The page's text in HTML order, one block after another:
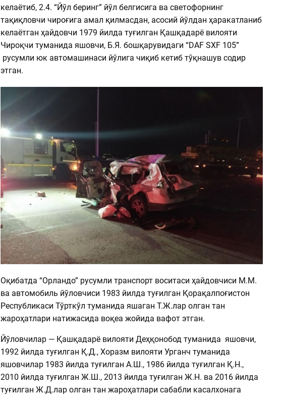
келаётиб, 2.4. “Йўл беринг” йўл белгисига ва светофорнинг
тақиқловчи чироғига амал қилмасдан, асосий йўлдан ҳаракатланиб
келаётган ҳайдовчи 1979 йилда туғилган Қашқадарё вилояти
Чироқчи туманида яшовчи, Б.Я. бошқарувидаги “DAF SXF 105”
русумли юк автомашинаси йўлига чиқиб кетиб тўқнашув содир
этган.
Оқибатда “Орландо” русумли транспорт воситаси ҳайдовчиси М.М.
ва автомобиль йўловчиси 1983 йилда туғилган Қорақалпоғистон
Республикаси Тўрткўл туманида яшаган Т.Ж.лар олган тан
жароҳатлари натижасида воқеа жойида вафот этган.
Йўловчилар — Қашқадарё вилояти Деҳқонобод туманида яшовчи,
1992 йилда туғилган Қ.Д., Хоразм вилояти Урганч туманида
яшовчилар 1983 йилда туғилган А.Ш., 1986 йилда туғилган Қ.Н.,
2010 йилда туғилган Ж.Ш., 2013 йилда туғилган Ж.Н. ва 2016 йилда
туғилган Ж.Д.лар олган тан жароҳатлари сабабли касалхонага